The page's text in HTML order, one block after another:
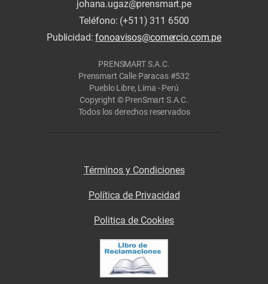
johana.ugaz@prensmart.pe
Teléfono: (+511) 311 6500
Publicidad:fonoavisos@comercio.com.pe
PRENSMART S.A.C.
Prensmart Calle Paracas #532
Pueblo Libre, Lima - Perú
Copyright © PrenSmart S.A.C.
Todos los derechos reservados
Términos y Condiciones
Política de Privacidad
Politica de Cookies